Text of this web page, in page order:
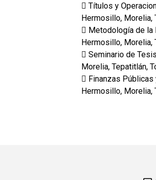
 Títulos y
Hermosillo, Morelia,
 Metodología de la
Hermosillo, Morelia,
 Seminario de
Morelia, Tepatitlán,
 Finanzas Públicas
Hermosillo, Morelia,